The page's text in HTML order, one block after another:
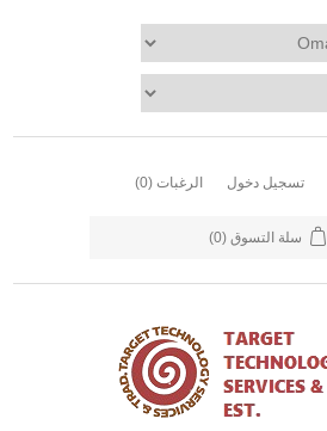
تسجيل دخول الرغبات (0)
سلة التسوق (0)